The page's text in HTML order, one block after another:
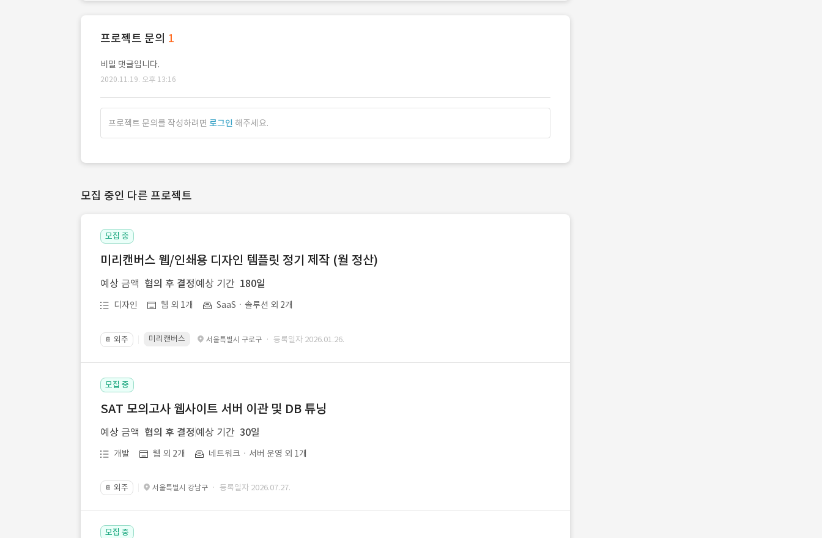
프로젝트 문의 1
비밀 댓글입니다.
2020.11.19. 오후 13:16
프로젝트 문의를 작성하려면 로그인 해주세요.
모집 중인 다른 프로젝트
모집 중
미리캔버스 웹/인쇄용 디자인 템플릿 정기 제작 (월 정산)
예상 금액 협의 후 결정 예상 기간 180일
디자인 웹 외 1개 SaaSㆍ솔루션 외 2개
📔 외주 미리캔버스 서울특별시 구로구 · 등록일자 2026.01.26.
모집 중
SAT 모의고사 웹사이트 서버 이관 및 DB 튜닝
예상 금액 협의 후 결정 예상 기간 30일
개발 웹 외 2개 네트워크ㆍ서버 운영 외 1개
📔 외주 서울특별시 강남구 · 등록일자 2026.07.27.
모집 중